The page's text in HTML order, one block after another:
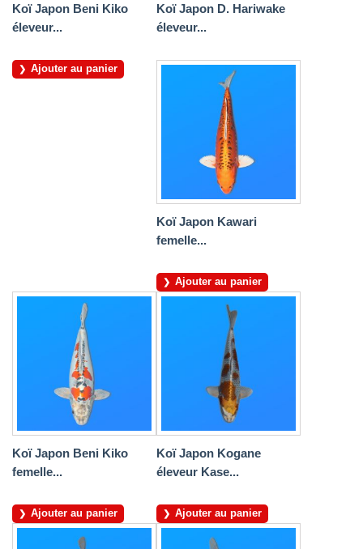
Koï Japon Beni Kiko
éleveur...
Ajouter au panier
Koï Japon D. Hariwake
éleveur...
Koï Japon Kawari
femelle...
Ajouter au panier
Koï Japon Beni Kiko
femelle...
Ajouter au panier
Koï Japon Kogane
éleveur Kase...
Ajouter au panier